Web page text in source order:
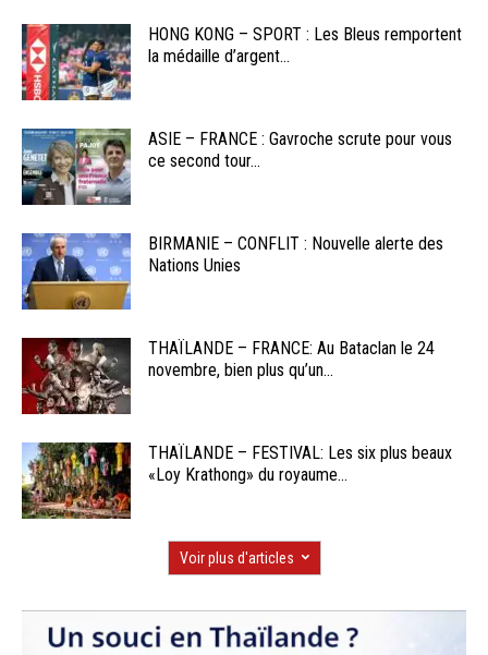
HONG KONG – SPORT : Les Bleus remportent
la médaille d’argent...
ASIE – FRANCE : Gavroche scrute pour vous
ce second tour...
BIRMANIE – CONFLIT : Nouvelle alerte des
Nations Unies
THAÏLANDE – FRANCE: Au Bataclan le 24
novembre, bien plus qu’un...
THAÏLANDE – FESTIVAL: Les six plus beaux
«Loy Krathong» du royaume...
Voir plus d'articles